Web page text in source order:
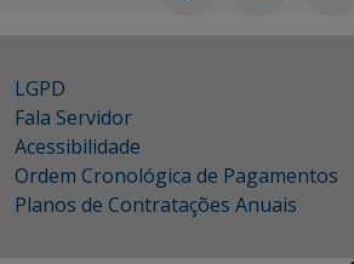
LGPD
Fala Servidor
Acessibilidade
Ordem Cronológica de Pagamentos
Planos de Contratações Anuais